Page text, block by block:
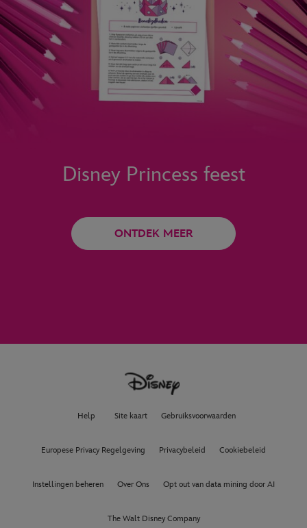
Disney Princess feest
ONTDEK MEER
Help Site kaart Gebruiksvoorwaarden
Europese Privacy Regelgeving Privacybeleid Cookiebeleid
Instellingen beheren Over Ons Opt out van data mining door AI
The Walt Disney Company